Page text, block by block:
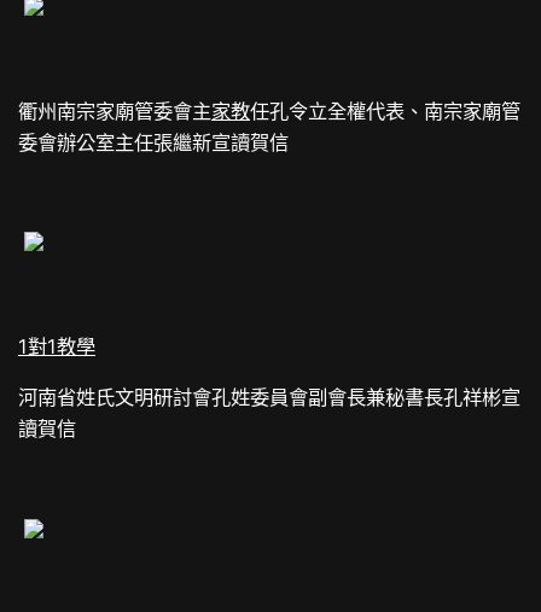
衢州南宗家廟管委會主家教任孔令立全權代表、南宗家廟管
委會辦公室主任張繼新宣讀賀信
1對1教學
河南省姓氏文明研討會孔姓委員會副會長兼秘書長孔祥彬宣
讀賀信